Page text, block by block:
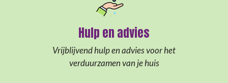
Hulp en advies
Vrijblijvend hulp en advies voor het
verduurzamen van je huis